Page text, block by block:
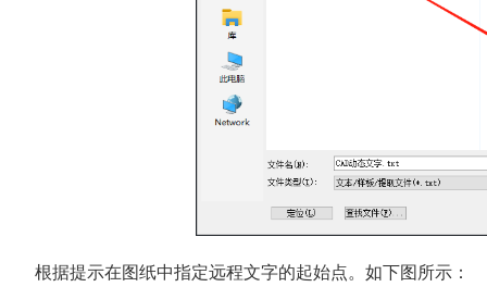
根据提示在图纸中指定远程文字的起始点。如下图所示：